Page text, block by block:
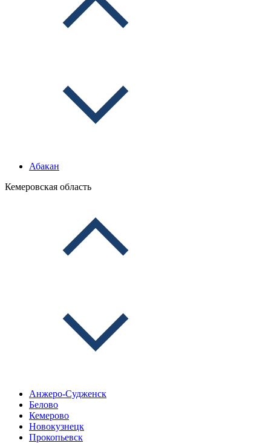
Абакан
Кемеровская область
Анжеро-Судженск
Белово
Кемерово
Новокузнецк
Прокопьевск